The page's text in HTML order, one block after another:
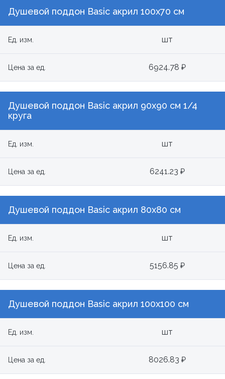
Душевой поддон Basic акрил 100x70 см
Ед. изм. шт
Цена за ед. 6924.78 ₽
Душевой поддон Basic акрил 90x90 см 1/4
круга
Ед. изм. шт
Цена за ед. 6241.23 ₽
Душевой поддон Basic акрил 80x80 см
Ед. изм. шт
Цена за ед. 5156.85 ₽
Душевой поддон Basic акрил 100x100 см
Ед. изм. шт
Цена за ед. 8026.83 ₽